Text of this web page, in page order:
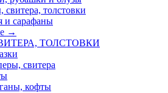
свитера, толстовки
и сарафаны
→
ТОЛСТОВКИ
свитера
кофты